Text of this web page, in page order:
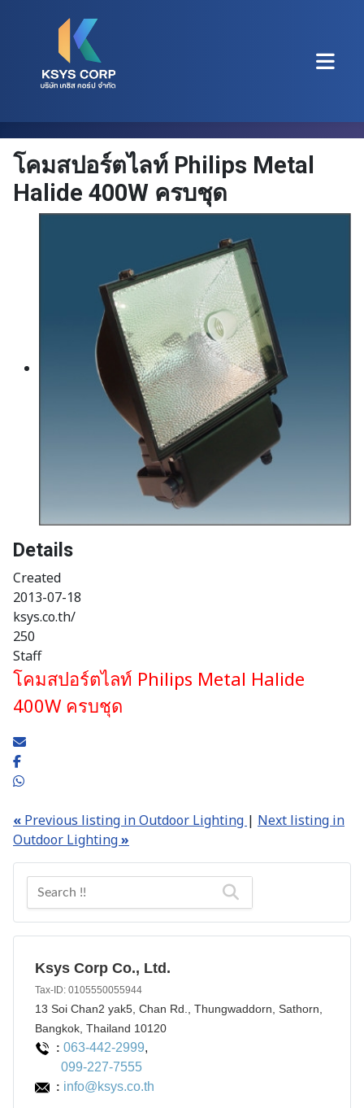
โคมสปอร์ตไลท์ Philips Metal
Halide 400W ครบชุด
Details
Created
2013-07-18
ksys.co.th/
250
Staff
โคมสปอร์ตไลท์ Philips Metal Halide
400W ครบชุด
« Previous listing in Outdoor Lighting | Next listing in
Outdoor Lighting»
Ksys Corp Co., Ltd.
Tax-ID: 0105550055944
13 Soi Chan2 yak5, Chan Rd., Thungwaddorn, Sathorn,
Bangkok, Thailand 10120
: 063-442-2999,
099-227-7555
: info@ksys.co.th